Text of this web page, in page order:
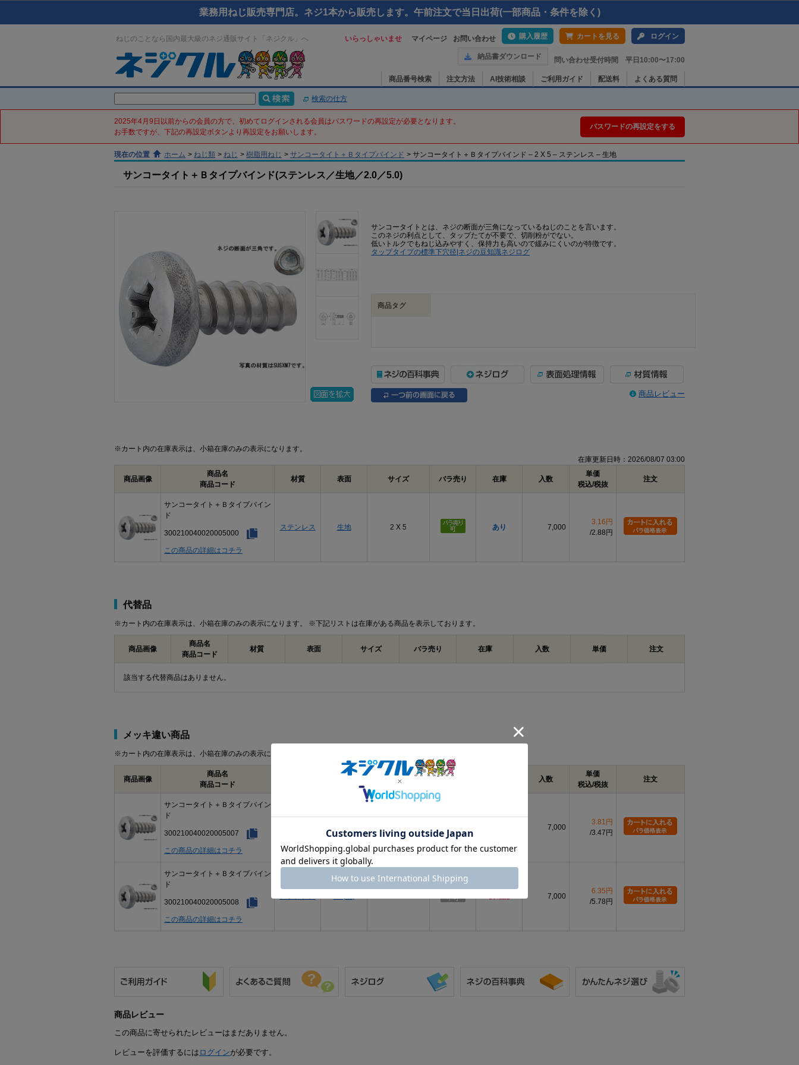
業務用ねじ販売専門店。ネジ1本から販売します。午前注文で当日出荷(一部商品・条件を除く)
ねじのことなら国内最大級のネジ通販サイト「ネジクル」へ いらっしゃいませ マイページ お問い合わせ 購入履歴 カートを見る ログイン
納品書ダウンロード 問い合わせ受付時間 平日10:00〜17:00
商品番号検索 注文方法 AI技術相談 ご利用ガイド 配送料 よくある質問
検索の仕方
2025年4月9日以前からの会員の方で、初めてログインされる会員はパスワードの再設定が必要となります。
お手数ですが、下記の再設定ボタンより再設定をお願いします。
パスワードの再設定をする
現在の位置 ホーム > ねじ類 > ねじ > 樹脂用ねじ > サンコータイト＋Ｂタイプバインド > サンコータイト＋Ｂタイプバインド – 2 X 5 – ステンレス – 生地
サンコータイト＋Ｂタイプバインド(ステンレス／生地／2.0／5.0)
サンコータイトとは、ネジの断面が三角になっているねじのことを言います。
このネジの利点として、タップたてが不要で、切削粉がでない。
低いトルクでもねじ込みやすく、保持力も高いので緩みにくいのが特徴です。
タップタイプの標準下穴径|ネジの豆知識ネジログ
商品タグ
商品レビュー
※カート内の在庫表示は、小箱在庫のみの表示になります。
在庫更新日時：2026/08/07 03:00
商品画像
商品名
商品コード
材質 表面 サイズ バラ売り 在庫 入数
単価
税込/税抜
注文
サンコータイト＋Ｂタイプバイン
ド
300210040020005000
この商品の詳細はコチラ
ステンレス 生地 2 X 5 あり 7,000
3.16円
2.88円
代替品
※カート内の在庫表示は、小箱在庫のみの表示になります。 ※下記リストは在庫がある商品を表示しております。
商品画像
商品名
商品コード
材質 表面 サイズ バラ売り 在庫 入数 単価 注文
該当する代替商品はありません。
メッキ違い商品
※カート内の在庫表示は、小箱在庫のみの表示になります。 ※下記リストは在庫がある商品を表示しております。
商品画像
商品名
商品コード
サイズ バラ売り 入数
単価
税込/税抜
注文
サンコータイト＋Ｂタイプバイン
ド
300210040020005007
この商品の詳細はコチラ
7,000
3.81円
3.47円
サンコータイト＋Ｂタイプバイン
ド
300210040020005008
この商品の詳細はコチラ
7,000
6.35円
5.78円
商品レビュー
この商品に寄せられたレビューはまだありません。
レビューを評価するには ログインが必要です。